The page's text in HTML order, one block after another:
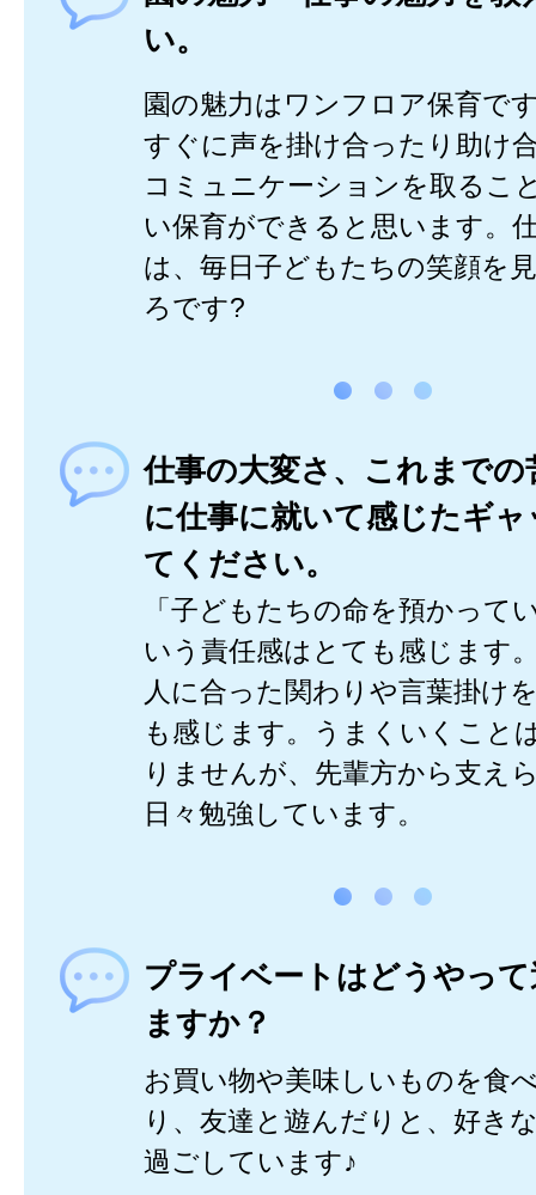
い。
園の魅力はワンフロア保育で
すぐに声を掛け合ったり助け
コミュニケーションを取るこ
い保育ができると思います。
は、毎日子どもたちの笑顔を
ろです?
仕事の大変さ、これまでの
に仕事に就いて感じたギ
てください。
「子どもたちの命を預かって
いう責任感はとても感じます
人に合った関わりや言葉掛け
も感じます。うまくいくこと
りませんが、先輩方から支え
日々勉強しています。
プライベートはどうやっ
ますか？
お買い物や美味しいものを食
り、友達と遊んだりと、好き
過ごしています♪